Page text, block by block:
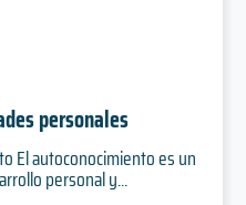
personales
El autoconocimiento es un
personal y...